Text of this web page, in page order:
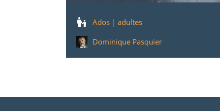
Ados | adultes
Dominique Pasquier